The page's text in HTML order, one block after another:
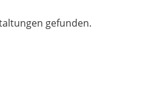
gefunden.